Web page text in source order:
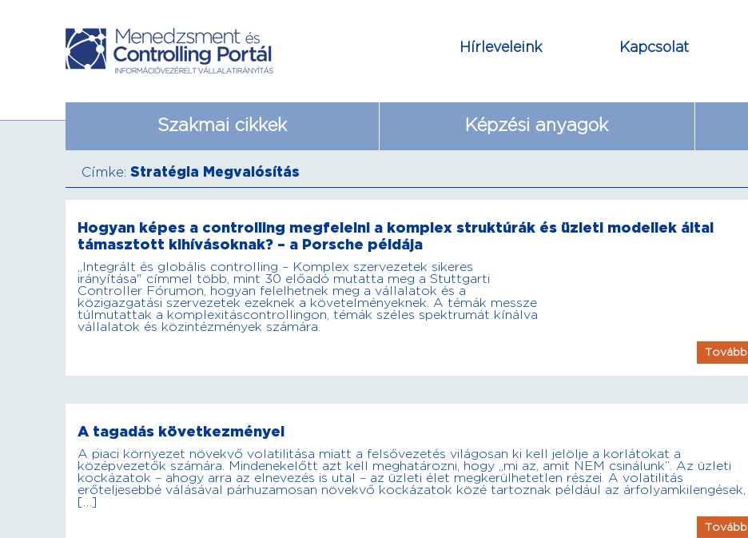
Kapcsolat
Hírleveleink
Szakmai cikkek Képzési anyagok
Címke: Stratégia Megvalósítás
Hogyan képes a controlling megfelelni a komplex struktúrák és üzleti modellek által
támasztott kihívásoknak? – a Porsche példája
„Integrált és globális controlling – Komplex szervezetek sikeres
irányítása" címmel több, mint 30 előadó mutatta meg a Stuttgarti
Controller Fórumon, hogyan felelhetnek meg a vállalatok és a
közigazgatási szervezetek ezeknek a követelményeknek. A témák messze
túlmutattak a komplexitáscontrollingon, témák széles spektrumát kínálva
vállalatok és közintézmények számára.
Tovább
A tagadás következményei
A piaci környezet növekvő volatilitása miatt a felsővezetés világosan ki kell jelölje a korlátokat a
középvezetők számára. Mindenekelőtt azt kell meghatározni, hogy „mi az, amit NEM csinálunk”. Az üzleti
kockázatok – ahogy arra az elnevezés is utal – az üzleti élet megkerülhetetlen részei. A volatilitás
erőteljesebbé válásával párhuzamosan növekvő kockázatok közé tartoznak például az árfolyamkilengések,
[…]
Tovább